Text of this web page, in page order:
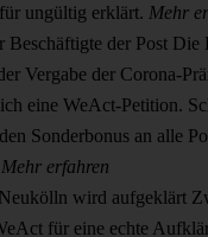
ungültig erklärt. Mehr
Beschäftigte der Post Die
Vergabe der Corona-
eine WeAct-Petition.
Sonderbonus an alle
Mehr erfahren
wird aufgeklärt
für eine echte